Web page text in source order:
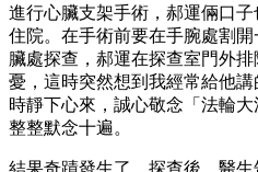
進行心臟支架手術，郝運倆口
住院。在手術前要在手腕處割
臟處探查，郝運在探查室門外
憂，這時突然想到我經常給他
時靜下心來，誠心敬念「法輪大
整整默念十遍。
結果奇蹟發生了，探查後，醫